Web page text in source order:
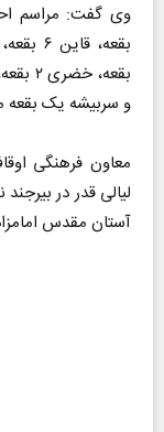
و سربیشه یک بقعه
معاون فرهنگی
آستان مقدس